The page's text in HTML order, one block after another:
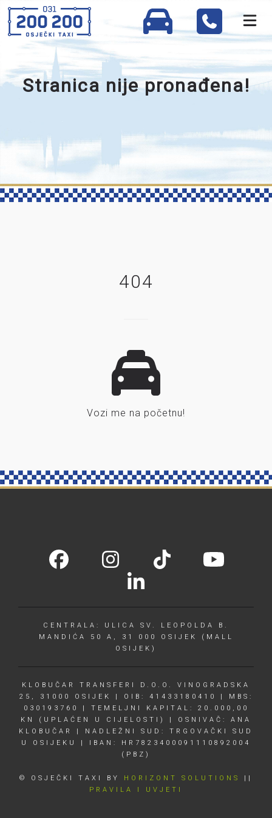
Stranica nije pronađena!
404
Vozi me na početnu!
CENTRALA: ULICA SV. LEOPOLDA B.
MANDIĆA 50 A, 31 000 OSIJEK (MALL
OSIJEK)
KLOBUČAR TRANSFERI D.O.O. VINOGRADSKA
25, 31000 OSIJEK | OIB: 41433180410 | MBS:
030193760 | TEMELJNI KAPITAL: 20.000,00
KN (UPLAĆEN U CIJELOSTI) | OSNIVAČ: ANA
KLOBUČAR | NADLEŽNI SUD: TRGOVAČKI SUD
U OSIJEKU | IBAN: HR7823400091110892004
(PBZ)
© OSJEČKI TAXI BY HORIZONT SOLUTIONS
||
PRAVILA I UVJETI